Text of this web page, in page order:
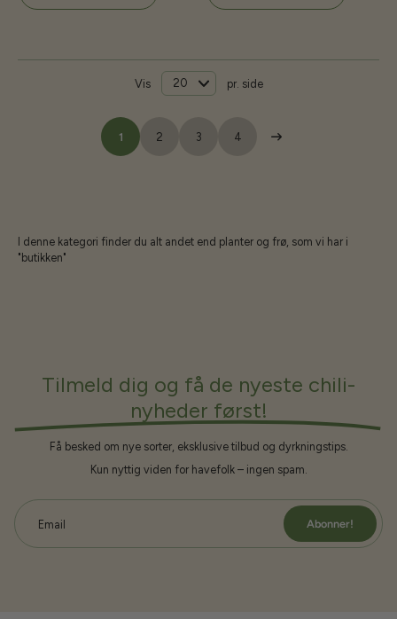
1 2 3 4
Vis pr. side
I denne kategori finder du alt andet end planter og frø, som vi har i
"butikken"
Tilmeld dig og få de nyeste chili-
nyheder først!
Få besked om nye sorter, eksklusive tilbud og dyrkningstips.
Kun nyttig viden for havefolk – ingen spam.
Email Abonner!